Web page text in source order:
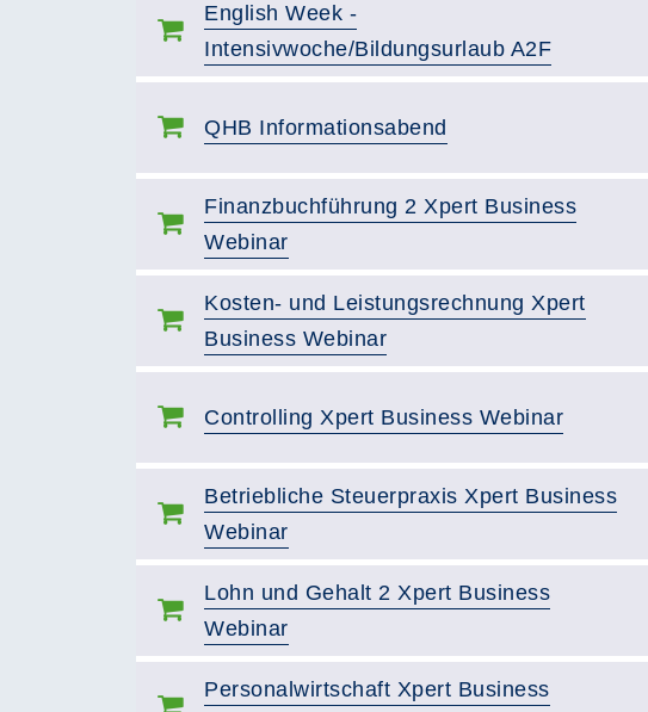
English Week -
Intensivwoche/Bildungsurlaub A2F
QHB Informationsabend
Finanzbuchführung 2 Xpert Business
Webinar
Kosten- und Leistungsrechnung Xpert
Business Webinar
Controlling Xpert Business Webinar
Betriebliche Steuerpraxis Xpert Business
Webinar
Lohn und Gehalt 2 Xpert Business
Webinar
Personalwirtschaft Xpert Business